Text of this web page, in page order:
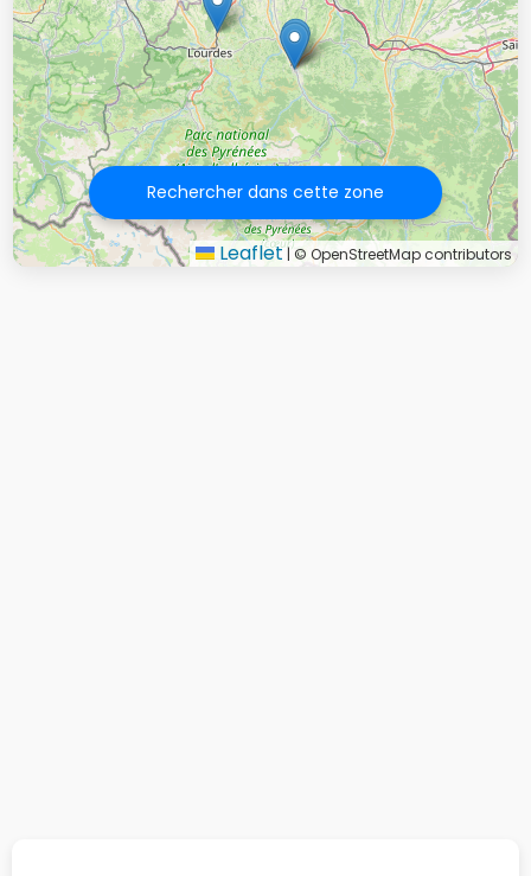
Rechercher dans cette zone
Leaflet |© OpenStreetMap contributors